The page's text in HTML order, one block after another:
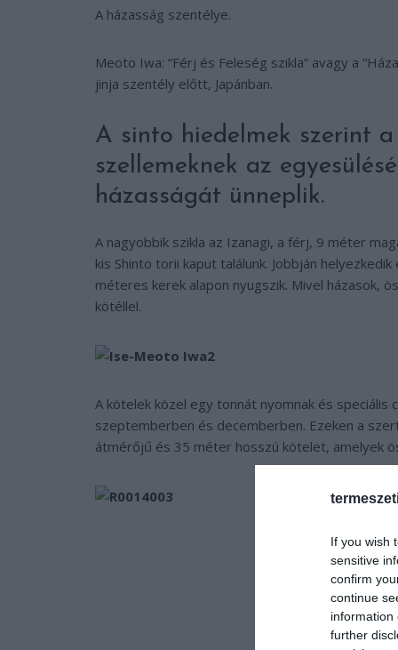
If you wish
sensitive
confirm
continue
information
further
A házasság szentélye.
Meoto Iwa: “Férj és Feleség szikla” avagy a
jinja szentély előtt, Japánban.
A sinto hiedelmek szerint
szellemeknek az
házasságát ünneplik.
A nagyobbik szikla az Izanagi, a férj, 9 méter
kis Shinto torii kaput találunk. Jobbján
méteres kerek alapon nyugszik. Mivel házasok,
kötéllel.
A kötelek közel egy tonnát nyomnak és
szeptemberben és decemberben. Ezeken a
átmérőjű és 35 méter hosszú kötelet, amelyek